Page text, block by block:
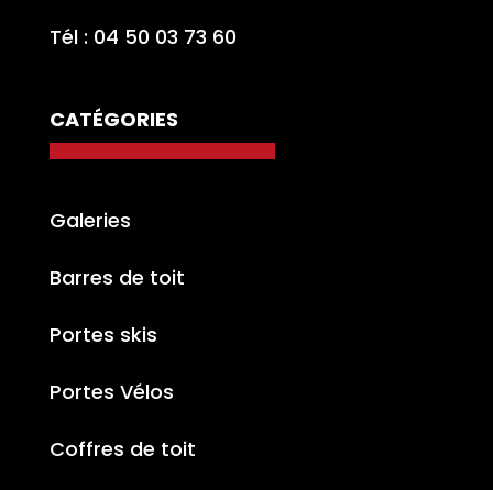
Tél : 04 50 03 73 60
CATÉGORIES
Galeries
Barres de toit
Portes skis
Portes Vélos
Coffres de toit